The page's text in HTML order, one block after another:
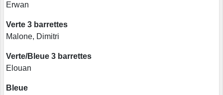
Erwan
Verte 3 barrettes
Malone, Dimitri
Verte/Bleue 3 barrettes
Elouan
Bleue